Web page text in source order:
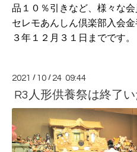
品１０％引きなど、様々な会
セレモあんしん倶楽部入会
３年１２月３１日までです。
2021 / 10 / 24 09:44
R3人形供養祭は終了